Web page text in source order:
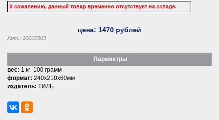
К сожалению, данный товар временно отсутствует на складе.
цена: 1470 рублей
Арт.: 10000503
Параметры
вес: 1 кг 100 грамм
формат: 240x210x60мм
издатель: ТИЛЬ